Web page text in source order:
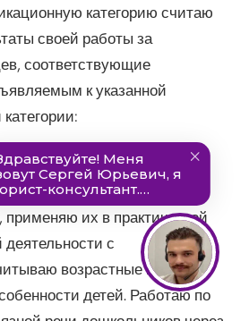
категорию считаю
своей работы за
соответствующие
к указанной
дошкольного
образовательной
их в практической
с
возрастные и
детей. Работаю по